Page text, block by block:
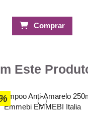
Comprar
Este